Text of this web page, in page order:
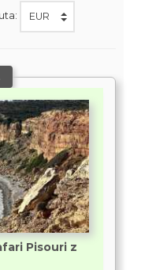
Pisouri z